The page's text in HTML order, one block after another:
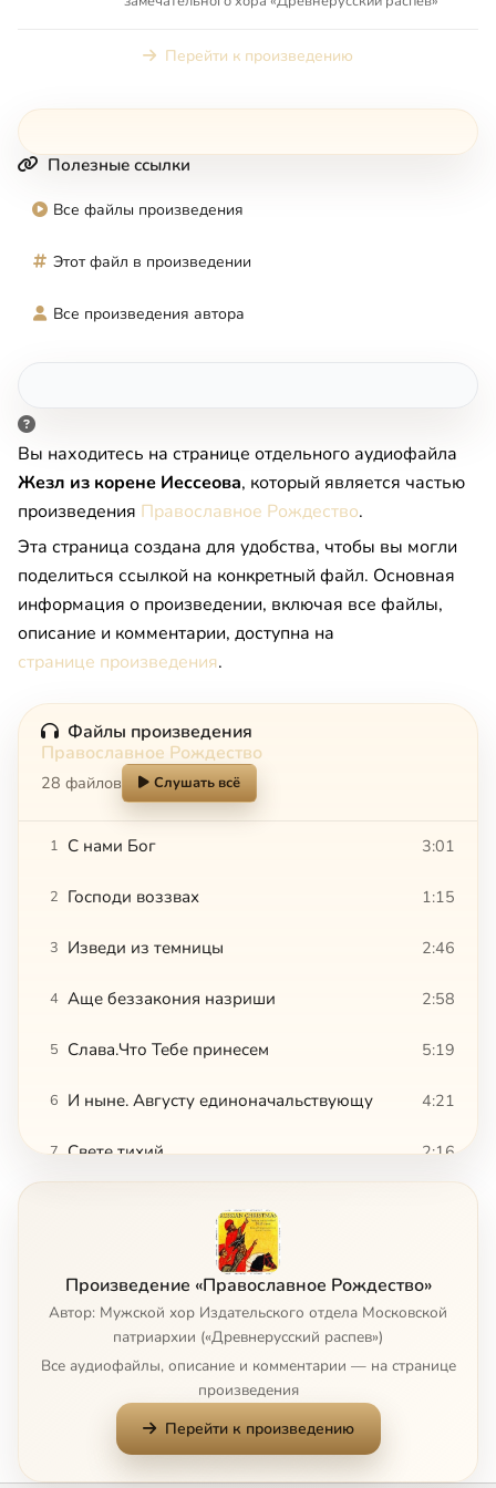
Перейти к произведению
Полезные ссылки
Все файлы произведения
Этот файл в произведении
Все произведения автора
Вы находитесь на странице отдельного аудиофайла
Жезл из корене Иессеова, который является частью
произведения Православное Рождество.
Эта страница создана для удобства, чтобы вы могли
поделиться ссылкой на конкретный файл. Основная
информация о произведении, включая все файлы,
описание и комментарии, доступна на
странице произведения.
Файлы произведения
Православное Рождество
28 файлов Слушать всё
1 С нами Бог 3:01
2 Господи воззвах 1:15
3 Изведи из темницы 2:46
4 Аще беззакония назриши 2:58
5 Слава.Что Тебе принесем 5:19
6 И ныне. Августу единоначальствующу 4:21
7 Свете тихий 2:16
10 Тропарь Рождества Христова (одноголосье) 1:38
11
Величание
Слава в вышних Богу
Произведение «Православное Рождество»
Автор: Мужской хор Издательского отдела Московской
патриархии («Древнерусский распев»)
Все аудиофайлы, описание и комментарии — на странице
произведения
Перейти к произведению